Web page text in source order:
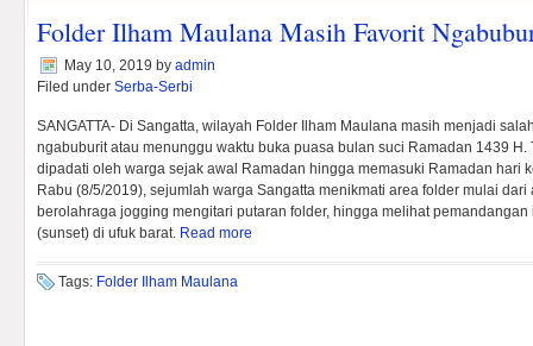
Folder Ilham Maulana Masih Favorit
May 10, 2019 by admin
Filed under Serba-Serbi
SANGATTA- Di Sangatta, wilayah Folder Ilham Maulana masih menjadi
ngabuburit atau menunggu waktu buka puasa bulan suci Ramadan 1439 H.
dipadati oleh warga sejak awal Ramadan hingga memasuki Ramadan hari
Rabu (8/5/2019), sejumlah warga Sangatta menikmati area folder mulai dari
berolahraga jogging mengitari putaran folder, hingga melihat
(sunset) di ufuk barat. Read more
Tags: Folder Ilham Maulana